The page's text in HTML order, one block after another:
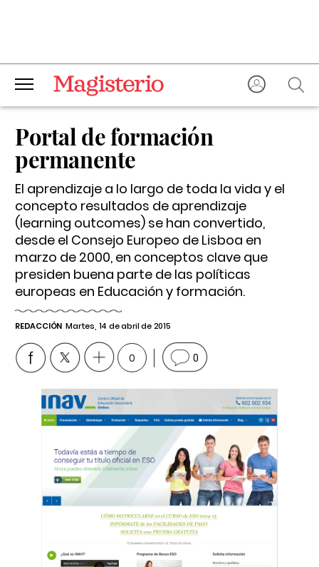
Portal de formación
permanente
El aprendizaje a lo largo de toda la vida y el
concepto resultados de aprendizaje
(learning outcomes) se han convertido,
desde el Consejo Europeo de Lisboa en
marzo de 2000, en conceptos clave que
presiden buena parte de las políticas
europeas en Educación y formación.
REDACCIÓN Martes, 14 de abril de 2015
0 0